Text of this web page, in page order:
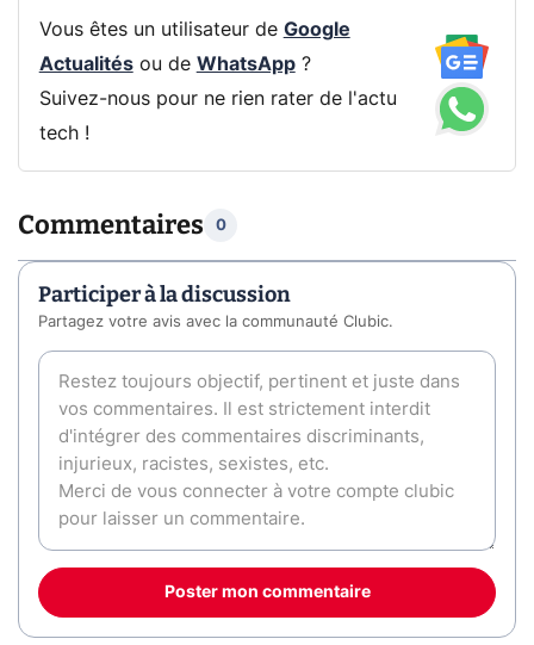
Vous êtes un utilisateur de Google
Actualitésou de WhatsApp?
Suivez-nous pour ne rien rater de l'actu
tech !
Commentaires 0
Participer à la discussion
Partagez votre avis avec la communauté Clubic.
Poster mon commentaire